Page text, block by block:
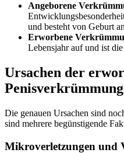
Angeborene
und besteht von Geburt an
Erworbene
Lebensjahr auf und ist
Ursachen der
Penisverkrümmung
Die genauen Ursachen sind
sind mehrere begünstigende
Mikroverletzungen und